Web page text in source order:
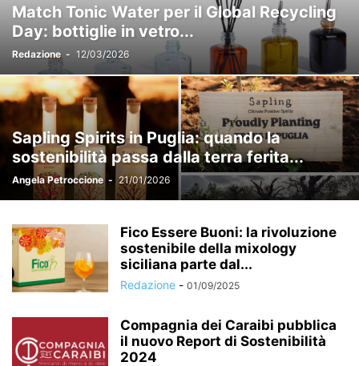
VIDEO, PODCAST E INTERVISTE VINI E SPUMANTI
Match Tonic Water per il Global Recycling
Day: bottiglie in vetro...
Redazione - 12/03/2026
Sapling Spirits in Puglia: quando la
sostenibilità passa dalla terra ferita...
Angela Petroccione - 21/01/2026
Fico Essere Buoni: la rivoluzione
sostenibile della mixology
siciliana parte dal...
Redazione - 01/09/2025
Compagnia dei Caraibi pubblica
il nuovo Report di Sostenibilità
2024